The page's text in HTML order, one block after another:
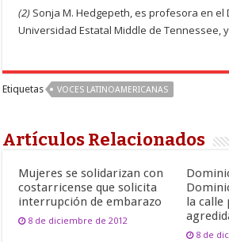
(2)Sonja M. Hedgepeth, es profesora en el
Universidad Estatal Middle de Tennessee,
Etiquetas VOCES LATINOAMERICANAS
Artículos Relacionados
Mujeres se solidarizan con
costarricense que solicita
interrupción de embarazo
8 de diciembre de 2012
la calle
8 de